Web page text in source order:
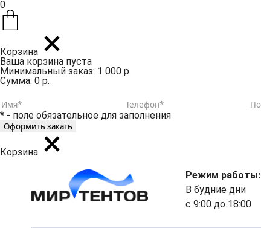
0
Корзина
Ваша корзина пуста
Минимальный заказ: 1 000 р.
Сумма: 0 р.
* - поле обязательное для заполнения
Корзина
Режим работы:
В будние дни
с 9:00 до 18:00